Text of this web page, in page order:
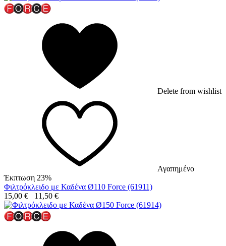
Delete from wishlist
Αγαπημένο
Έκπτωση 23%
Φιλτρόκλειδο με Καδένα Ø110 Force (61911)
15,00 € 11,50 €